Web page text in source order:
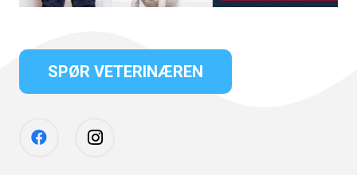
SPØR VETERINÆREN